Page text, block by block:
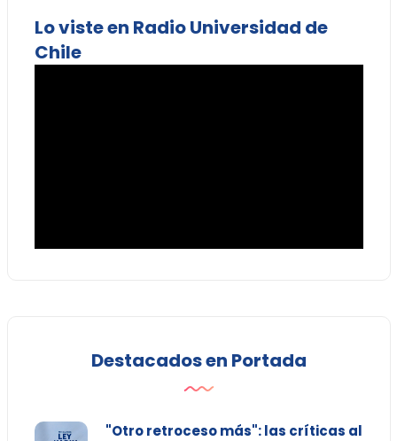
Lo viste en Radio Universidad de
Chile
Destacados en Portada
"Otro retroceso más": las críticas al